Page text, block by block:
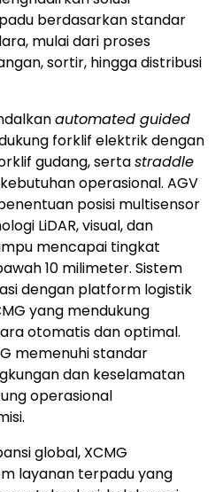
berdasarkan standar
mulai dari proses
sortir, hingga distribusi
automated guided
forklif elektrik dengan
gudang, sertastraddle
operasional. AGV
posisi multisensor
LiDAR, visual, dan
mencapai tingkat
10 milimeter. Sistem
dengan platform logistik
yang mendukung
otomatis dan optimal.
memenuhi standar
dan keselamatan
operasional
global, XCMG
layanan terpadu yang